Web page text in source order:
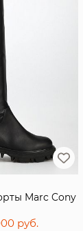
Marc Cony
руб.